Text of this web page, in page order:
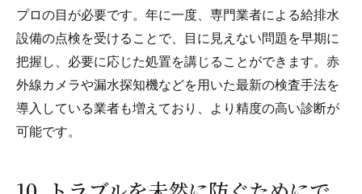
プロの目が必要です。年に一度、専門業者による給排水
設備の点検を受けることで、目に見えない問題を早期に
把握し、必要に応じた処置を講じることができます。赤
外線カメラや漏水探知機などを用いた最新の検査手法を
導入している業者も増えており、より精度の高い診断が
可能です。